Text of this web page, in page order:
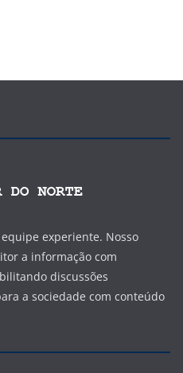
experiente. Nosso
a informação com
discussões
a sociedade com conteúdo